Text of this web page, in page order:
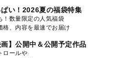
い！2026夏の福袋特集
！数量限定の人気福袋
格、内容を最速でお届け
画】公開中＆公開予定作品
ロールや